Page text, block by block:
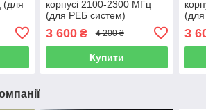
(для
корпусі 2100-2300 МГц
(для РЕБ систем)
3 600₴ 4 200 ₴
Купити
3